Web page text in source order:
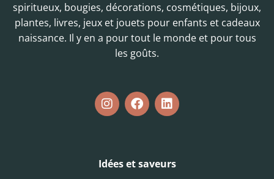
spiritueux, bougies, décorations, cosmétiques, bijoux,
plantes, livres, jeux et jouets pour enfants et cadeaux
naissance. Il y en a pour tout le monde et pour tous
les goûts.
Idées et saveurs